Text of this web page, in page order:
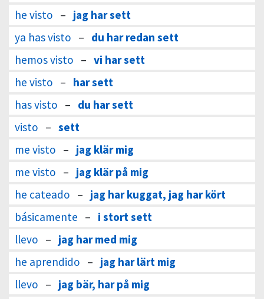
he visto – jag har sett
ya has visto – du har redan sett
hemos visto – vi har sett
he visto – har sett
has visto – du har sett
visto – sett
me visto – jag klär mig
me visto – jag klär på mig
he cateado – jag har kuggat, jag har kört
básicamente – i stort sett
llevo – jag har med mig
he aprendido – jag har lärt mig
llevo – jag bär, har på mig